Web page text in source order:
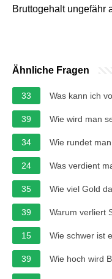
Bruttogehalt ungefähr
Ähnliche Fragen
33 Was kann ich
39 Wie wird man
34 Wie rundet
24 Was verdient
35 Wie viel Gold
39 Warum verliert
15 Wie schwer ist
39 Wie hoch wird